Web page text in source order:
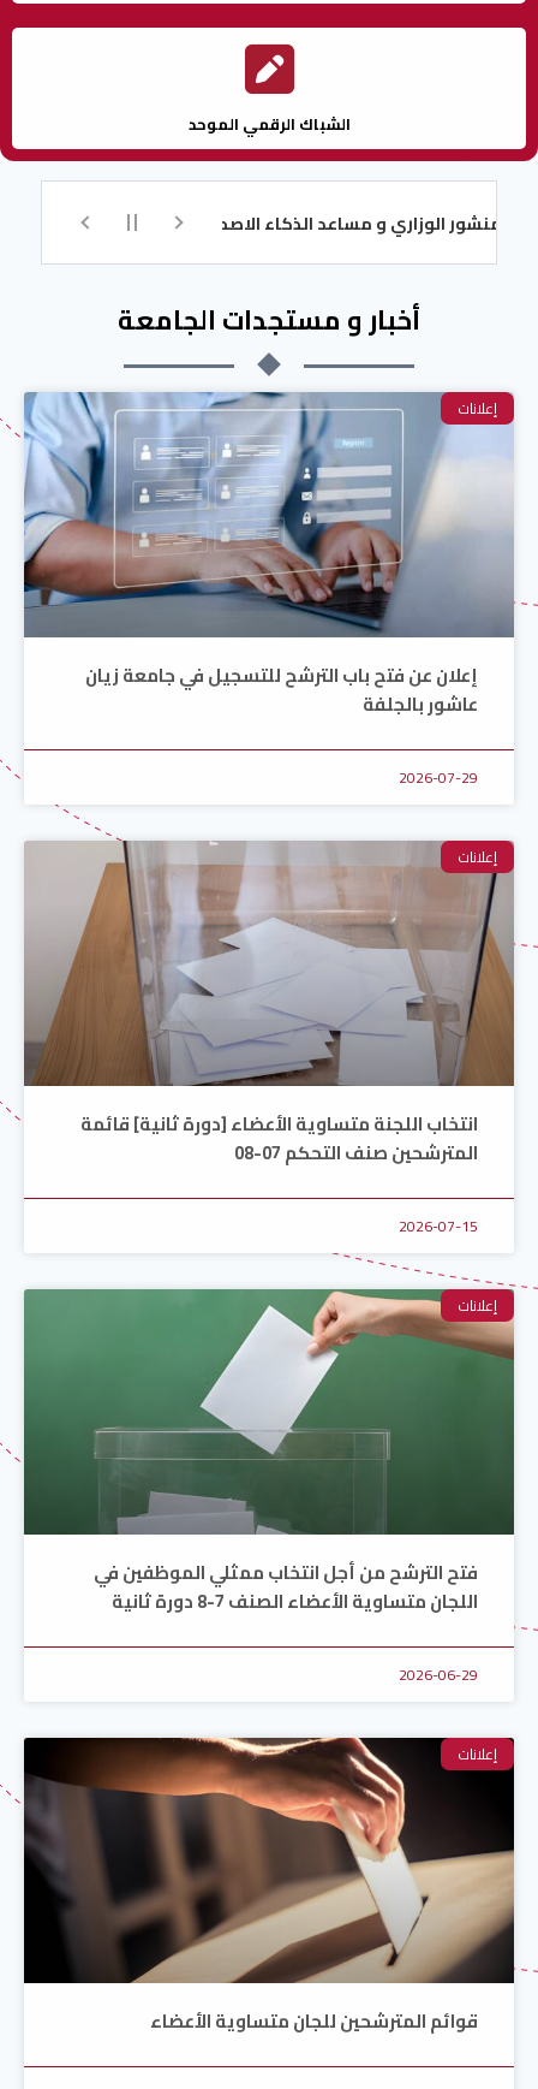
الشباك الرقمي الموحد
الوزاري و مساعد الذكاء الاصطناعي للتسجيل تكوين اللغة
أخبار و مستجدات الجامعة
إعلانات
إعلان عن فتح باب الترشح للتسجيل في جامعة زيان
عاشور بالجلفة
2026-07-29
إعلانات
انتخاب اللجنة متساوية الأعضاء [دورة ثانية] قائمة
المترشحين صنف التحكم 07-08
2026-07-15
إعلانات
فتح الترشح من أجل انتخاب ممثلي الموظفين في
اللجان متساوية الأعضاء الصنف 7-8 دورة ثانية
2026-06-29
إعلانات
قوائم المترشحين للجان متساوية الأعضاء